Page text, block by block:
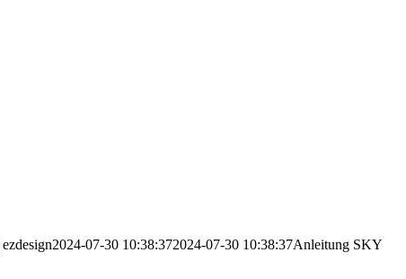
ezdesign2024-07-30 10:38:372024-07-30 10:38:37Anleitung SKY